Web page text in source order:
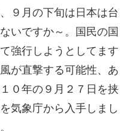
９月の下旬は日本は台
いですか～。国民の国
強行しようとしてます
が直撃する可能性、あ
０年の９月２７日を挟
気象庁から入手しまし